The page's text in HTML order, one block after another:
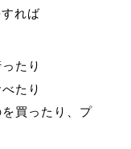
れば
たり
たり
買ったり、プ